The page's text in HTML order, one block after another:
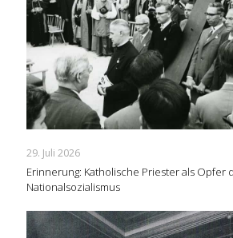
29. Juli 2026
Erinnerung: Katholische Priester als Opfer
Nationalsozialismus